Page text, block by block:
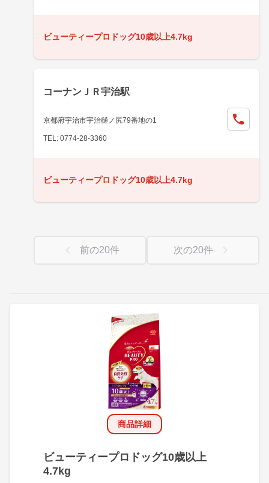
商品詳細
ビューティープロドッグ10歳以上
4.7kg
ビューティープロドッグ10歳以上4.7kg
コーナンＪＲ宇治駅
京都府宇治市宇治樋ノ尻79番地の1
TEL: 0774-28-3360
ビューティープロドッグ10歳以上4.7kg
前の20件 次の20件